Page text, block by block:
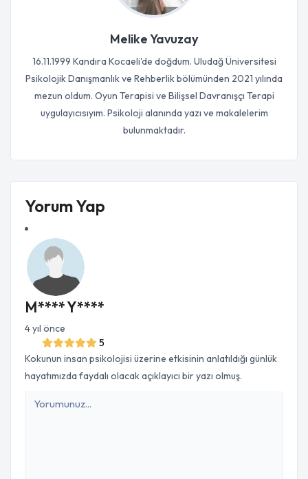
Melike Yavuzay
16.11.1999 Kandıra Kocaeli'de doğdum. Uludağ Üniversitesi
Psikolojik Danışmanlık ve Rehberlik bölümünden 2021 yılında
mezun oldum. Oyun Terapisi ve Bilişsel Davranışçı Terapi
uygulayıcısıyım. Psikoloji alanında yazı ve makalelerim
bulunmaktadır.
Yorum Yap
M**** Y****
4 yıl önce
5
Kokunun insan psikolojisi üzerine etkisinin anlatıldığı günlük
hayatımızda faydalı olacak açıklayıcı bir yazı olmuş.